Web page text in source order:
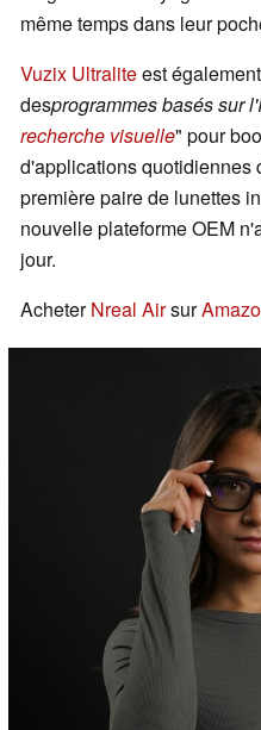
même temps dans leur
Vuzix Ultraliteest
desprogrammes basés sur
recherche visuelle" pour
d'applications quotidiennes
première paire de lunettes
nouvelle plateforme OEM
jour.
AcheterNreal Airsur